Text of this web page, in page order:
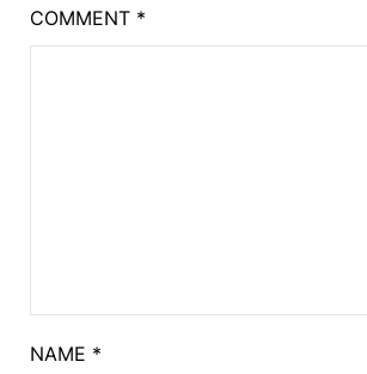
COMMENT *
NAME *